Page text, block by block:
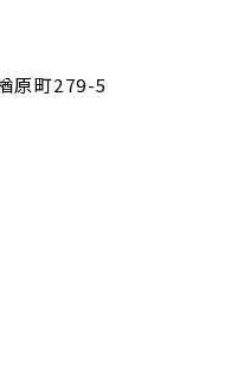
原町279-5